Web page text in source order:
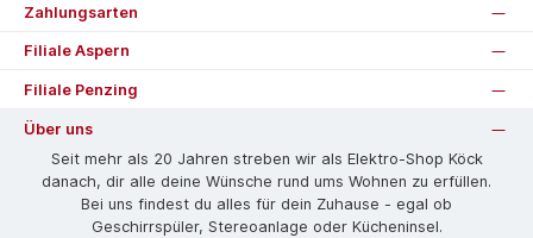
Zahlungsarten
Filiale Aspern
Filiale Penzing
Über uns
Seit mehr als 20 Jahren streben wir als Elektro-Shop Köck
danach, dir alle deine Wünsche rund ums Wohnen zu erfüllen.
Bei uns findest du alles für dein Zuhause - egal ob
Geschirrspüler, Stereoanlage oder Kücheninsel.